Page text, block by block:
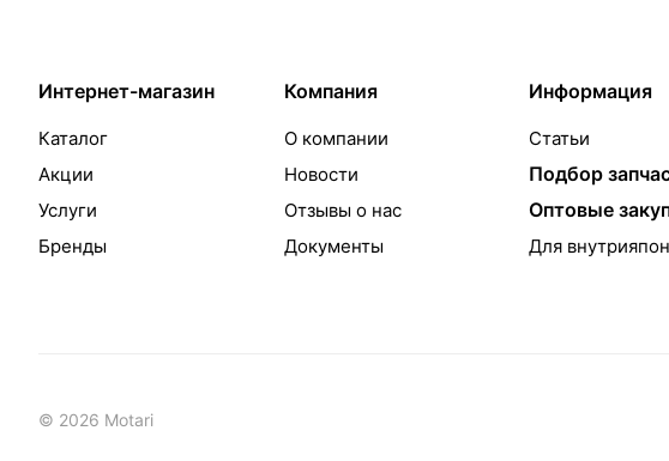
Интернет-магазин
Каталог
Акции
Услуги
Бренды
Компания
О компании
Новости
Отзывы о нас
Документы
Информация
Статьи
Подбор
Оптовые
Для
© 2026 Motari